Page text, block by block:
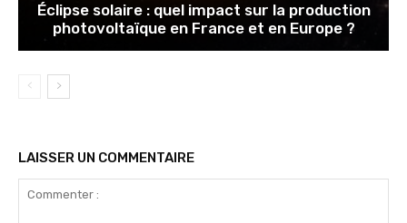
Éclipse solaire : quel impact sur la production
photovoltaïque en France et en Europe ?
LAISSER UN COMMENTAIRE